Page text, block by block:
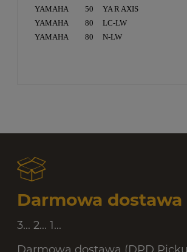
YAMAHA 50 YA R AXIS
YAMAHA
80 LC-LW
YAMAHA
80 N-LW
Darmowa dostawa
3... 2... 1...